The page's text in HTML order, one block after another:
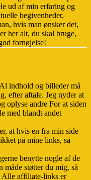
ud af min erfaring og
begivenheder,
hvis man ønsker det,
her alt, du skal bruge,
fornøjelse!
indhold og billeder må
efter aftale. Jeg nyder at
oplyse andre For at siden
med blandt andet
at hvis en fra min side
på mine links, så
benytte nogle af de
måde støtter du mig, så
affiliate-links er